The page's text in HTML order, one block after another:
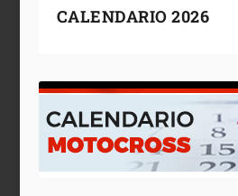
CALENDARIO 2026